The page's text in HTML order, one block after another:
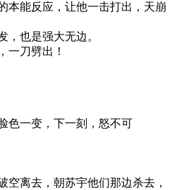
本能反应，让他一击打出，天崩
，也是强大无边。
一刀劈出！
色一变，下一刻，怒不可
空离去，朝苏宇他们那边杀去，